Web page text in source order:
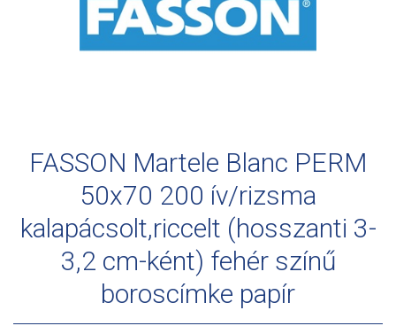
FASSON Martele Blanc PERM
50x70 200 ív/rizsma
kalapácsolt,riccelt (hosszanti 3-
3,2 cm-ként) fehér színű
boroscímke papír